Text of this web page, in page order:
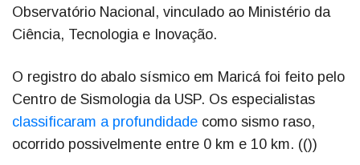
Observatório Nacional, vinculado ao Ministério da
Ciência, Tecnologia e Inovação.
O registro do abalo sísmico em Maricá foi feito pelo
Centro de Sismologia da USP. Os especialistas
classificaram a profundidade como sismo raso,
ocorrido possivelmente entre 0 km e 10 km. (())